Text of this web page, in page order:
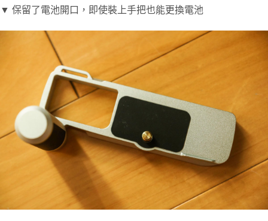
▼ 保留了電池開口，即使裝上手把也能更換電池